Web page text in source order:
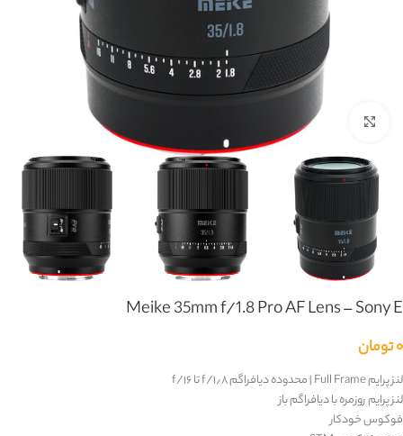
بزرگنمایی تصویر
Meike 35mm f/1.8 Pro AF Lens – Sony E
۰تومان
لنز پرایم Full Frame | محدوده دیافراگم f/۱٫۸ تاf/۱۶
لنز پرایم روزمره با دیافراگم باز
فوکوس خودکار